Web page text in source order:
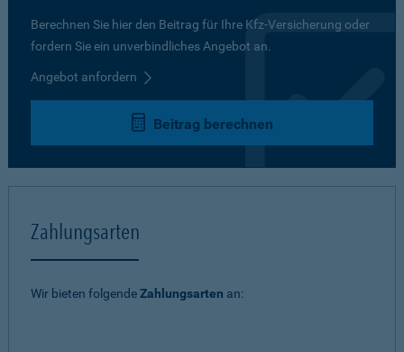
Berechnen Sie hier den Beitrag für Ihre Kfz-Versicherung oder
fordern Sie ein unverbindliches Angebot an.
Angebot anfordern
Beitrag berechnen
Zahlungsarten
Wir bieten folgendeZahlungsarten an: